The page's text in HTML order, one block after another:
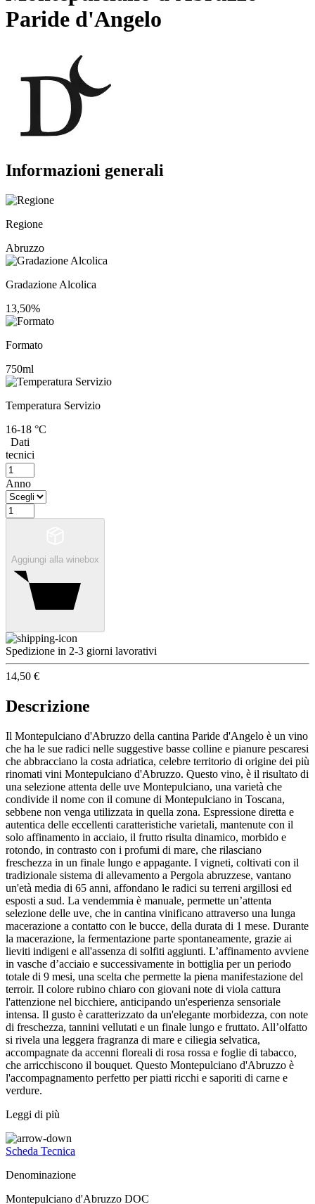
Paride d'Angelo
Informazioni generali
Regione
Abruzzo
Gradazione Alcolica
13,50%
Formato
750ml
Temperatura Servizio
16-18 °C
Dati
tecnici
Anno
Aggiungi alla winebox
Spedizione in 2-3 giorni lavorativi
14,50 €
Descrizione
Il Montepulciano d'Abruzzo della cantina Paride d'Angelo è un vino
che ha le sue radici nelle suggestive basse colline e pianure pescaresi
che abbracciano la costa adriatica, celebre territorio di origine dei più
rinomati vini Montepulciano d'Abruzzo. Questo vino, è il risultato di
una selezione attenta delle uve Montepulciano, una varietà che
condivide il nome con il comune di Montepulciano in Toscana,
sebbene non venga utilizzata in quella zona. Espressione diretta e
autentica delle eccellenti caratteristiche varietali, mantenute con il
solo affinamento in acciaio, il frutto risulta dinamico, morbido e
rotondo, in contrasto con i profumi di mare, che rilasciano
freschezza in un finale lungo e appagante. I vigneti, coltivati con il
tradizionale sistema di allevamento a Pergola abruzzese, vantano
un'età media di 65 anni, affondano le radici su terreni argillosi ed
esposti a sud. La vendemmia è manuale, permette un’attenta
selezione delle uve, che in cantina vinificano attraverso una lunga
macerazione a contatto con le bucce, della durata di 1 mese. Durante
la macerazione, la fermentazione parte spontaneamente, grazie ai
lieviti indigeni e all'assenza di solfiti aggiunti. L’affinamento avviene
in vasche d’acciaio e successivamente in bottiglia per un periodo
totale di 9 mesi, una scelta che permette la piena manifestazione del
terroir. Il colore rubino chiaro con giovani note di viola cattura
l'attenzione nel bicchiere, anticipando un'esperienza sensoriale
intensa. Il gusto è caratterizzato da un'elegante morbidezza, con note
di freschezza, tannini vellutati e un finale lungo e fruttato. All’olfatto
si rivela una leggera fragranza di mare e ciliegia selvatica,
accompagnate da accenni floreali di rosa rossa e foglie di tabacco,
che arricchiscono il bouquet. Questo Montepulciano d'Abruzzo è
l'accompagnamento perfetto per piatti ricchi e saporiti di carne e
verdure.
Leggi di più
Scheda Tecnica
Denominazione
Montepulciano d'Abruzzo DOC